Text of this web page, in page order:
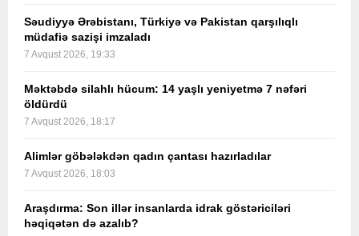
Səudiyyə Ərəbistanı, Türkiyə və Pakistan qarşılıqlı
müdafiə sazişi imzaladı
7 Avqust 2026, 19:33
Məktəbdə silahlı hücum: 14 yaşlı yeniyetmə 7 nəfəri
öldürdü
7 Avqust 2026, 18:17
Alimlər göbələkdən qadın çantası hazırladılar
7 Avqust 2026, 18:03
Araşdırma: Son illər insanlarda idrak göstəriciləri
həqiqətən də azalıb?